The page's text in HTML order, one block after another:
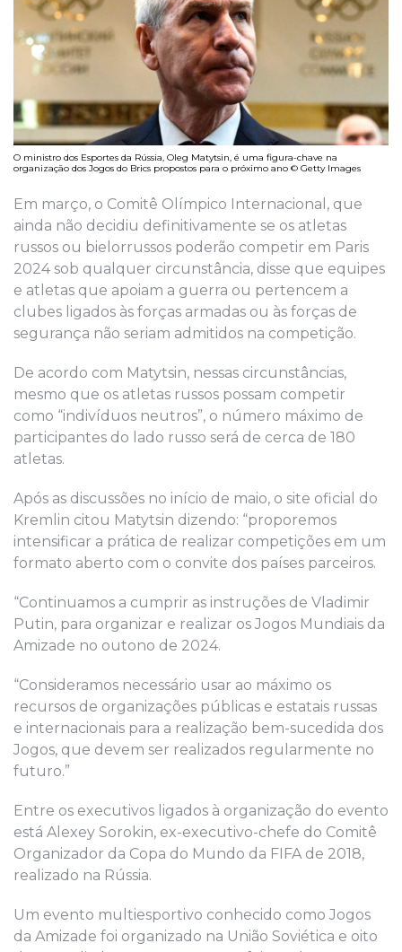
O ministro dos Esportes da Rússia, Oleg Matytsin, é uma figura-chave na
organização dos Jogos do Brics propostos para o próximo ano © Getty Images
Em março, o Comitê Olímpico Internacional, que
ainda não decidiu definitivamente se os atletas
russos ou bielorrussos poderão competir em Paris
2024 sob qualquer circunstância, disse que equipes
e atletas que apoiam a guerra ou pertencem a
clubes ligados às forças armadas ou às forças de
segurança não seriam admitidos na competição.
De acordo com Matytsin, nessas circunstâncias,
mesmo que os atletas russos possam competir
como “indivíduos neutros”, o número máximo de
participantes do lado russo será de cerca de 180
atletas.
Após as discussões no início de maio, o site oficial do
Kremlin citou Matytsin dizendo: “proporemos
intensificar a prática de realizar competições em um
formato aberto com o convite dos países parceiros.
“Continuamos a cumprir as instruções de Vladimir
Putin, para organizar e realizar os Jogos Mundiais da
Amizade no outono de 2024.
“Consideramos necessário usar ao máximo os
recursos de organizações públicas e estatais russas
e internacionais para a realização bem-sucedida dos
Jogos, que devem ser realizados regularmente no
futuro.”
Entre os executivos ligados à organização do evento
está Alexey Sorokin, ex-executivo-chefe do Comitê
Organizador da Copa do Mundo da FIFA de 2018,
realizado na Rússia.
Um evento multiesportivo conhecido como Jogos
da Amizade foi organizado na União Soviética e oito